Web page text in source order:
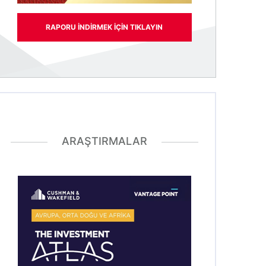
RAPORU INDIRMEK IÇIN TIKLAYIN
ARAŞTIRMALAR